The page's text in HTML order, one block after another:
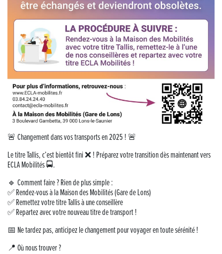
Carton plein pour la Jog’in Music
Victoire pour Lons-le-Saunier !
Lutter contre la prolifération du moustique tigre sur le territoire d’ECLA
Une belle journée de découverte pour les élèves de Poligny !
Nouvelle signalétique rue Pasteur pour la Médiathèque Cinéma 4C
Summer Camp NBA Basketball School à Lons-le-Saunier !
BOCA no BECO pour le lancement du Couleurs Jazz Festival !
Une visite pleine de saveurs à La Ferme du Coq Bressan à Courlaoux !
🚨 Changement dans vos transports en 2025 ! 🚨
Le titre Tallis, c’est bientôt fini ❌ ! Préparez votre transition dès maintenant vers
ECLA Mobilités 🚍.
🔹 Comment faire ? Rien de plus simple :
✅ Rendez-vous à la Maison des Mobilités (Gare de Lons)
✅ Remettez votre titre Tallis à une conseillère
✅ Repartez avec votre nouveau titre de transport !
📅 Ne tardez pas, anticipez le changement pour voyager en toute sérénité !
📍 Où nous trouver ?